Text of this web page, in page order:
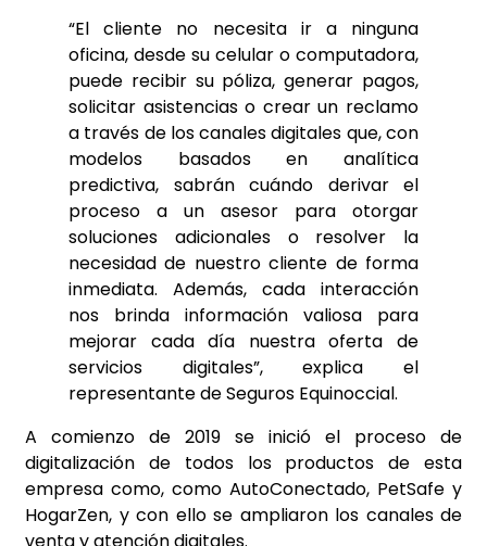
“El cliente no necesita ir a ninguna
oficina, desde su celular o computadora,
puede recibir su póliza, generar pagos,
solicitar asistencias o crear un reclamo
a través de los canales digitales que, con
modelos basados en analítica
predictiva, sabrán cuándo derivar el
proceso a un asesor para otorgar
soluciones adicionales o resolver la
necesidad de nuestro cliente de forma
inmediata. Además, cada interacción
nos brinda información valiosa para
mejorar cada día nuestra oferta de
servicios digitales”, explica el
representante de Seguros Equinoccial.
A comienzo de 2019 se inició el proceso de
digitalización de todos los productos de esta
empresa como, como AutoConectado, PetSafe y
HogarZen, y con ello se ampliaron los canales de